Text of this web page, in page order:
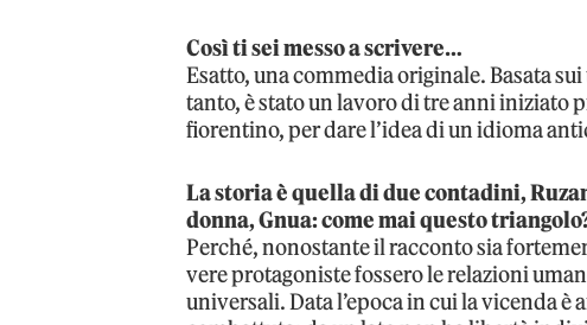
Così ti sei messo a scrivere…
Esatto, una commedia originale. Basata
tanto, è stato un lavoro di tre anni iniziato
fiorentino, per dare l’idea di un idioma
La storia è quella di due contadini,
donna, Gnua: come mai questo
Perché, nonostante il racconto sia
vere protagoniste fossero le relazioni
universali. Data l’epoca in cui la vicenda